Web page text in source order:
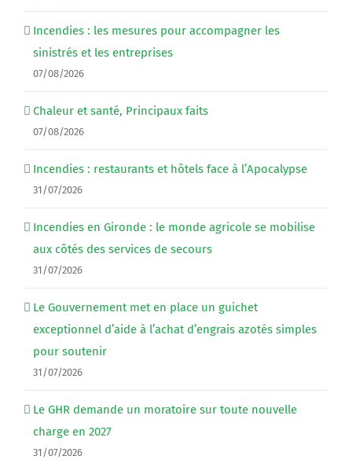
Incendies : les mesures pour accompagner les
sinistrés et les entreprises
07/08/2026
Chaleur et santé, Principaux faits
07/08/2026
Incendies : restaurants et hôtels face à l’Apocalypse
31/07/2026
Incendies en Gironde : le monde agricole se mobilise
aux côtés des services de secours
31/07/2026
Le Gouvernement met en place un guichet
exceptionnel d’aide à l’achat d’engrais azotés simples
pour soutenir
31/07/2026
Le GHR demande un moratoire sur toute nouvelle
charge en 2027
31/07/2026